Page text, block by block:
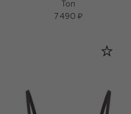
Топ
7 490 ₽